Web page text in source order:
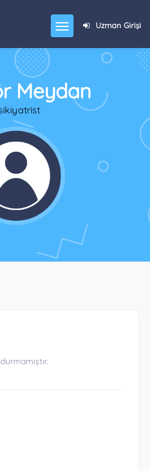
Uzman Girişi
Meydan